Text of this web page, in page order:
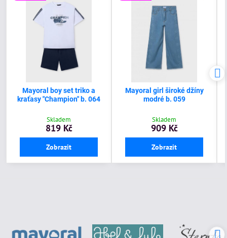
Mayoral boy set triko a
kraťasy "Champion" b. 064
Skladem
819 Kč
Zobrazit
Mayoral girl široké džíny
modré b. 059
Skladem
909 Kč
Zobrazit